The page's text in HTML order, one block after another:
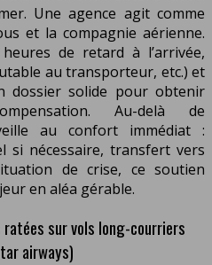
Une agence agit comme
et la compagnie aérienne.
de retard à l’arrivée,
au transporteur, etc.) et
dossier solide pour obtenir
Au-delà de
au confort immédiat :
si nécessaire, transfert vers
de crise, ce soutien
en aléa gérable.
sur vols long-courriers
airways)